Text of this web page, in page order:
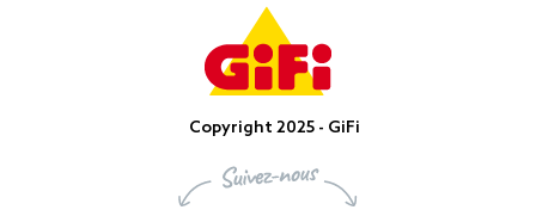
Copyright 2025 - GiFi